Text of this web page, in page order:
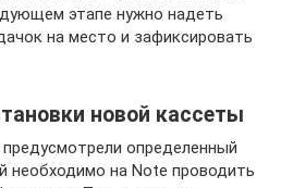
этапе нужно надеть
на место и зафиксировать
новой кассеты
определенный
необходимо на Note проводить